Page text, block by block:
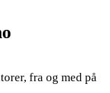
fra og med på